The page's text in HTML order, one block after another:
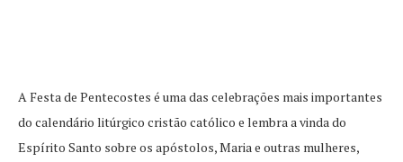
A Festa de Pentecostes é uma das celebrações mais importantes
do calendário litúrgico cristão católico e lembra a vinda do
Espírito Santo sobre os apóstolos, Maria e outras mulheres,